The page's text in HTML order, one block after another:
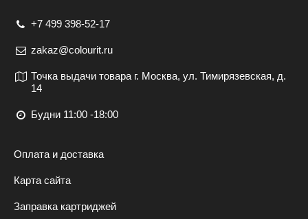
+7 499 398-52-17
zakaz@colourit.ru
Точка выдачи товара г. Москва, ул. Тимирязевская, д.
14
Будни 11:00 -18:00
Оплата и доставка
Карта сайта
Заправка картриджей